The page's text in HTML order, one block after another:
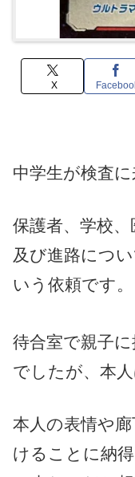
X
中学生が検査に
保護者、学校
及び進路につ
いう依頼です。
待合室で親子
でしたが、本
本人の表情や
けることに納